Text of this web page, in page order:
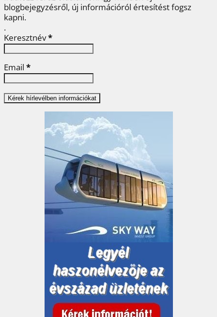
blogbejegyzésről, új információról értesítést fogsz
kapni.
.
Keresztnév*
Email *